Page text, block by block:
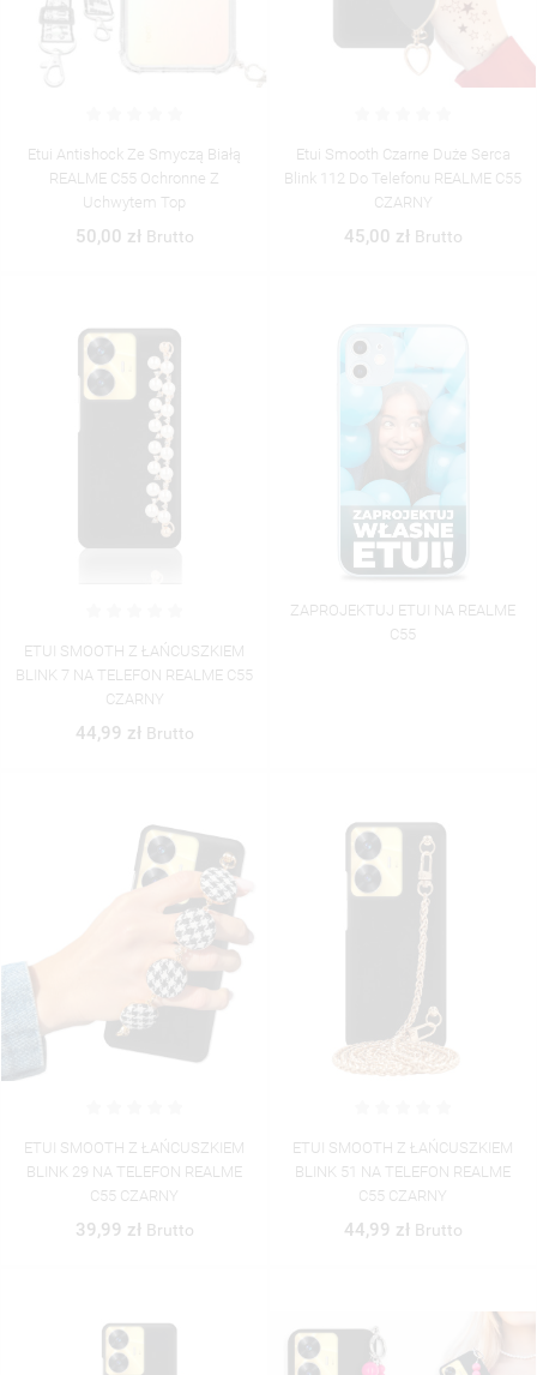
Etui Antishock Ze Smyczą Białą
REALME C55 Ochronne Z
Uchwytem Top
50,00 zł Brutto
Etui Smooth Czarne Duże Serca
Blink 112 Do Telefonu REALME C55
CZARNY
45,00 zł Brutto
ETUI SMOOTH Z ŁAŃCUSZKIEM
BLINK 7 NA TELEFON REALME C55
CZARNY
44,99 zł Brutto
ZAPROJEKTUJ ETUI NA REALME
C55
ETUI SMOOTH Z ŁAŃCUSZKIEM
BLINK 29 NA TELEFON REALME
C55 CZARNY
39,99 zł Brutto
ETUI SMOOTH Z ŁAŃCUSZKIEM
BLINK 51 NA TELEFON REALME
C55 CZARNY
44,99 zł Brutto
MOJE LISTY ŻYCZEŃ
UTWÓRZ NOWĄ LISTĘ
((MODALTITLE))
((CONFIRMMESSAGE))
((CANCELTEXT)) ((MODALDELETETEXT))
((TITLE))
((CREATETEXT))
ZALOGUJ SIĘ
MUSISZ BYĆ ZALOGOWANY BY ZAPISAĆ PRODUKTY NA
SWOJEJ LIŚCIE ŻYCZEŃ.
((LOGINTEXT))